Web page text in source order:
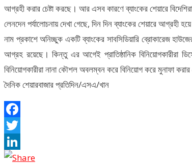
আগ্রহী করার চেষ্টা করছে। আর এসব কারণে ব্যাংকের শেয়ারে
লেনদেন পর্যালোচনায় দেখা গেছে, দিন দিন ব্যাংকের শেয়ারে আগ্রহী
নাম প্রকাশে অনিচ্ছুক একটি ব্যাংকের সাবসিডিয়ারি ব্রোকারেজ
আগ্রহ রয়েছে। কিন্তু এর আগেই প্রাতিষ্ঠানিক বিনিয়োগকারীরা
বিনিয়োগকারীরা নানা কৌশল অবলম্বন করে বিনিয়োগ করে মুনাফা করার
দৈনিক শেয়ারবাজার প্রতিদিন/এসএ/খান
Facebook
Twitter
LinkedIn